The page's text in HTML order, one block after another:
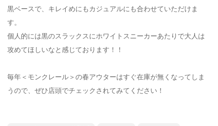
黒ベースで、キレイめにもカジュアルにも合わせていただけま
す。
個人的には黒のスラックスにホワイトスニーカーあたりで大人は
攻めてほしいなと感じております！！
毎年＜モンクレール＞の春アウターはすぐ在庫が無くなってしま
うので、ぜひ店頭でチェックされてみてください！